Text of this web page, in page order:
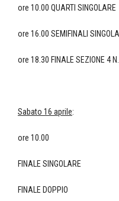
ore 10.00 QUARTI SINGOLARE
ore 16.00 SEMIFINALI
ore 18.30 FINALE SEZIONE 4
Sabato 16 aprile:
ore 10.00
FINALE SINGOLARE
FINALE DOPPIO